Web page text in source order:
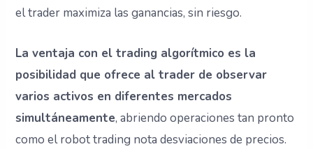
el trader maximiza las ganancias, sin riesgo.
La ventaja con el trading algorítmico es la
posibilidad que ofrece al trader de observar
varios activos en diferentes mercados
simultáneamente, abriendo operaciones tan pronto
como el robot trading nota desviaciones de precios.